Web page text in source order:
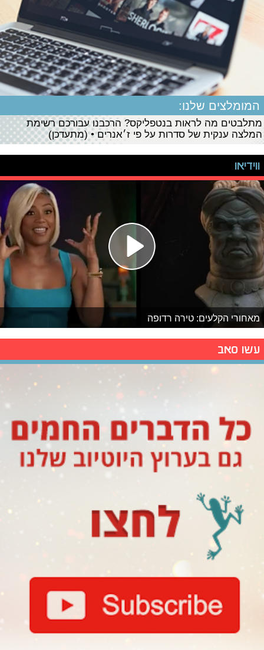
המומלצים שלנו:
מתלבטים מה לראות בנטפליקס? הרכבנו עבורכם רשימת
המלצה ענקית של סדרות על פי ז׳אנרים • (מתעדכן)
ווידיאו
מאחורי הקלעים: טירה רדופה
עשו סאב